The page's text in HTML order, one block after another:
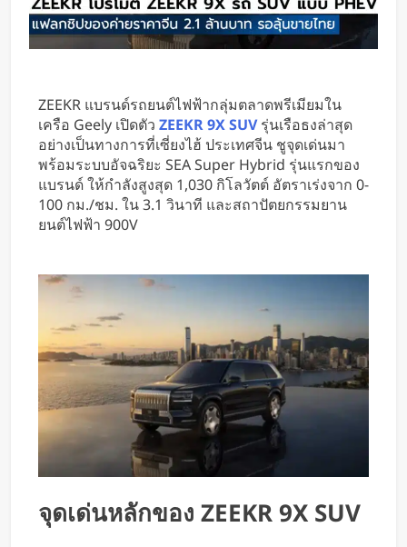
3 วัน Ago
BlaBlaCar เปิดให้บริการในไทย
หารค่าน้ำมันและค่าทางด่วน
ZEEKR แบรนด์รถยนต์ไฟฟ้ากลุ่มตลาดพรีเมียมใน
เครือ Geely เปิดตัว ZEEKR 9X SUVรุ่นเรือธงล่าสุด
อย่างเป็นทางการที่เซี่ยงไฮ้ ประเทศจีน ชูจุดเด่นมา
พร้อมระบบอัจฉริยะ SEA Super Hybrid รุ่นแรกของ
แบรนด์ ให้กำลังสูงสุด 1,030 กิโลวัตต์ อัตราเร่งจาก 0-
100 กม./ชม. ใน 3.1 วินาที และสถาปัตยกรรมยาน
ยนต์ไฟฟ้า 900V
จุดเด่นหลักของ ZEEKR 9X SUV